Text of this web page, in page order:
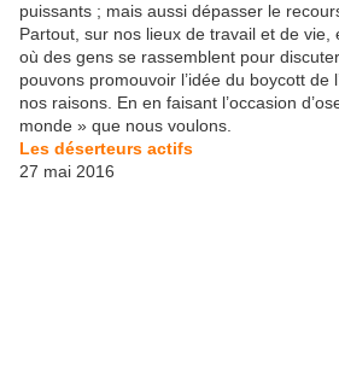
puissants ; mais aussi dépasser le
Partout, sur nos lieux de travail et de vie,
où des gens se rassemblent pour
pouvons promouvoir l’idée du boycott de
nos raisons. En en faisant l’occasion
monde » que nous voulons.
Les déserteurs actifs
27 mai 2016